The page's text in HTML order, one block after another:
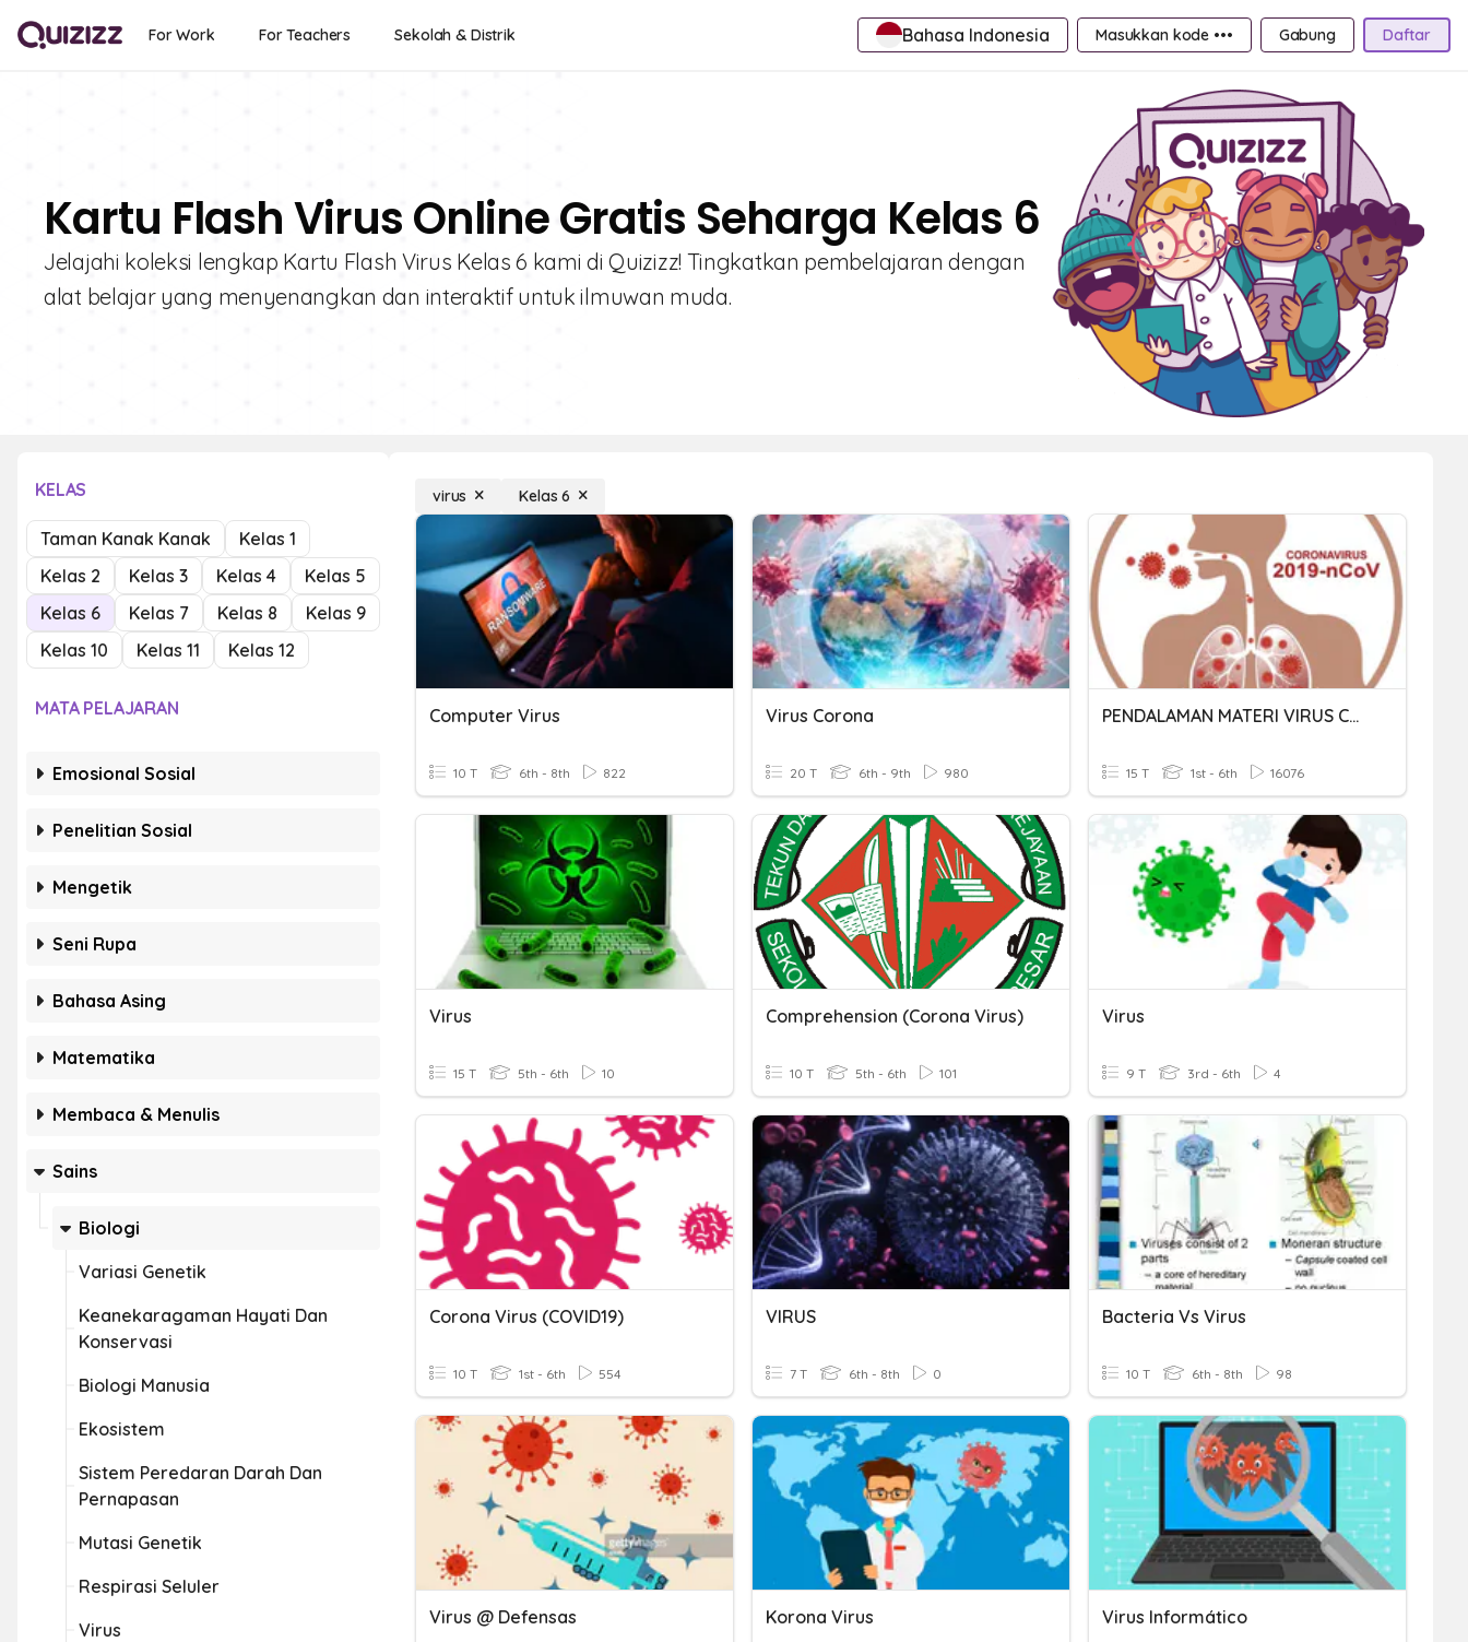
For Work For Teachers Sekolah & Distrik Bahasa Indonesia Masukkan kode ••• Gabung Daftar
Kartu Flash Virus Online Gratis Seharga Kelas 6
Jelajahi koleksi lengkap Kartu Flash Virus Kelas 6 kami di Quizizz! Tingkatkan pembelajaran dengan
alat belajar yang menyenangkan dan interaktif untuk ilmuwan muda.
KELAS
Taman Kanak Kanak
Kelas 1
Kelas 2
Kelas 3 Kelas 4
Kelas 5
Kelas 6
Kelas 7 Kelas 8
Kelas 9
Kelas 10
Kelas 11 Kelas 12
MATA PELAJARAN
Emosional Sosial
Penelitian Sosial
Mengetik
Seni Rupa
Bahasa Asing
Matematika
Membaca & Menulis
Sains
Biologi
Variasi Genetik
Keanekaragaman Hayati Dan
Konservasi
Biologi Manusia
Ekosistem
Sistem Peredaran Darah Dan
Pernapasan
Mutasi Genetik
Respirasi Seluler
Virus
virus Kelas 6
Computer Virus
10 T 6th - 8th 822
Virus Corona
20 T 6th - 9th 980
PENDALAMAN MATERI VIRUS CORONA
15 T 1st - 6th 16076
Virus
15 T 5th - 6th 10
Comprehension (Corona Virus)
10 T 5th - 6th 101
Virus
9 T 3rd - 6th 4
Corona Virus (COVID19)
10 T 1st - 6th 554
VIRUS
7 T 6th - 8th 0
Bacteria Vs Virus
10 T 6th - 8th 98
Virus @ Defensas Korona Virus Virus Informático